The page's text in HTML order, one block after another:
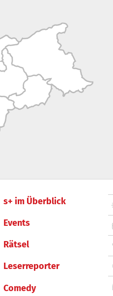
s+ im Überblick
Events
Rätsel
Leserreporter
Comedy